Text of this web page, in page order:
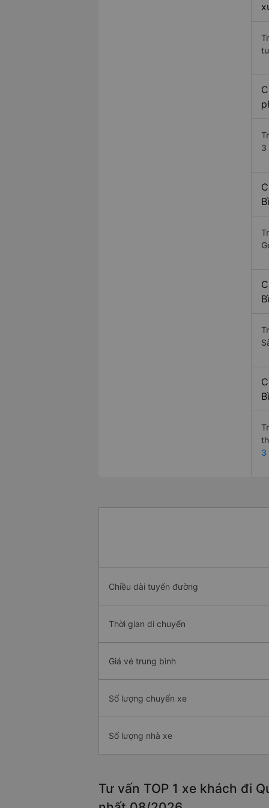
3
3
Chiều dài tuyến đường
Thời gian di chuyển
Giá vé trung bình
Số lượng chuyến xe
Số lượng nhà xe
Tư vấn TOP 1 xe khách đi